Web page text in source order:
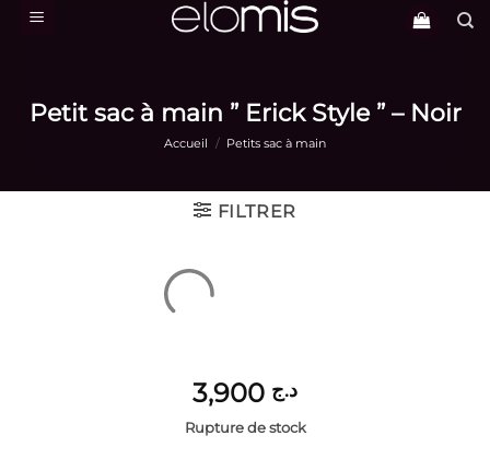
Passer
Petit sac à main ” Erick Style ” – Noir
Accueil / Petits sac à main
FILTRER
د.ج
Rupture de stock